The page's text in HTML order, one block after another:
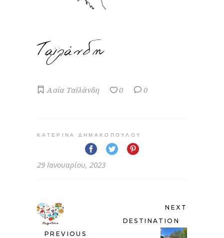
Ταϊλάνδη
Ασία Ταϊλάνδη 0 0
ΚΑΤΕΡΊΝΑ ΔΗΜΑΚΟΠΟΎΛΟΥ
29 Ιανουαρίου, 2023
PREVIOUS
NEXT
DESTINATION